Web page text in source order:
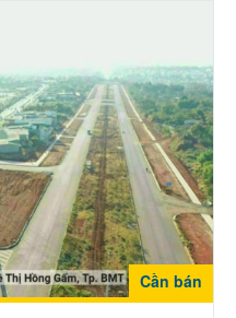
Cần bán